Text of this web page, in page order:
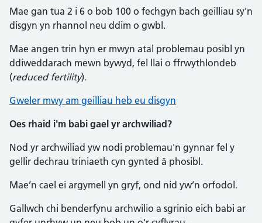
Mae gan tua 2 i 6 o bob 100 o fechgyn bach geilliau sy'n
disgyn yn rhannol neu ddim o gwbl.
Mae angen trin hyn er mwyn atal problemau posibl yn
ddiweddarach mewn bywyd, fel llai o ffrwythlondeb
(reduced fertility).
Gweler mwy am geilliau heb eu disgyn
Oes rhaid i'm babi gael yr archwiliad?
Nod yr archwiliad yw nodi problemau'n gynnar fel y
gellir dechrau triniaeth cyn gynted â phosibl.
Mae’n cael ei argymell yn gryf, ond nid yw’n orfodol.
Gallwch chi benderfynu archwilio a sgrinio eich babi ar